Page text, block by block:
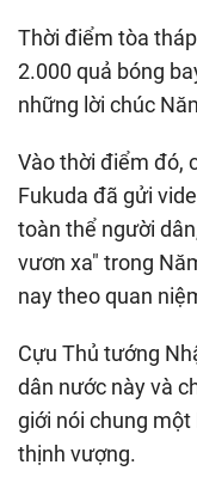
Thời điểm tòa
2.000 quả bóng
những lời chúc
Vào thời điểm đó,
Fukuda đã gửi
toàn thể người
vươn xa" trong
nay theo quan
Cựu Thủ tướng
dân nước này và
giới nói chung
thịnh vượng.